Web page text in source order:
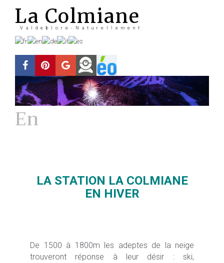
La Colmiane
Valdeblore-Naturellement
En
LA STATION LA COLMIANE
EN HIVER
De 1500 à 1800m les adeptes de la neige
trouveront réponse à leur désir : ski,